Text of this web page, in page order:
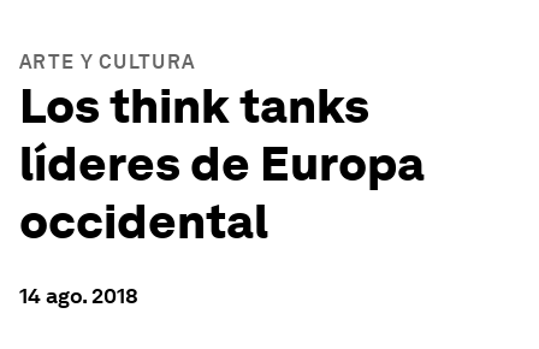
ARTE Y CULTURA
Los think tanks
líderes de Europa
occidental
14 ago. 2018